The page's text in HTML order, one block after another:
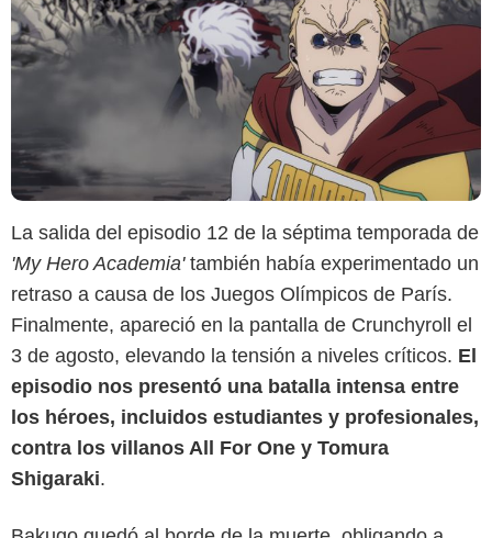
La salida del episodio 12 de la séptima temporada de
'My Hero Academia'también había experimentado un
retraso a causa de los Juegos Olímpicos de París.
Finalmente, apareció en la pantalla de Crunchyroll el
3 de agosto, elevando la tensión a niveles críticos. El
episodio nos presentó una batalla intensa entre
los héroes, incluidos estudiantes y profesionales,
contra los villanos All For One y Tomura
Shigaraki.